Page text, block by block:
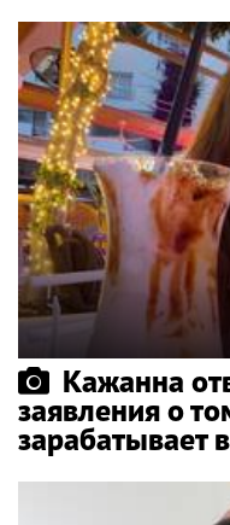
Кажанна
заявления о
зарабатывает